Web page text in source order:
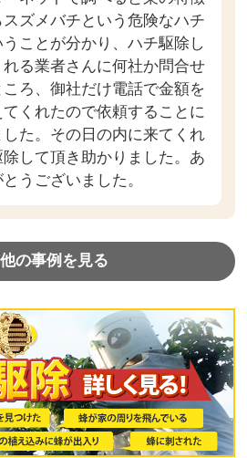
スズメバチという危険なハチ
うことが分かり、ハチ駆除し
れる業者さんに何社か問合せ
ころ、御社だけ電話で金額を
てくれたので依頼することに
した。その日の内に来てくれ
除して頂き助かりました。あ
とうございました。
他の事例を見る